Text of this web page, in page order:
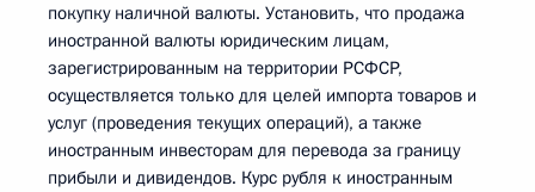
покупку наличной валюты. Установить, что продажа
иностранной валюты юридическим лицам,
зарегистрированным на территории РСФСР,
осуществляется только для целей импорта товаров и
услуг (проведения текущих операций), а также
иностранным инвесторам для перевода за границу
прибыли и дивидендов. Курс рубля к иностранным